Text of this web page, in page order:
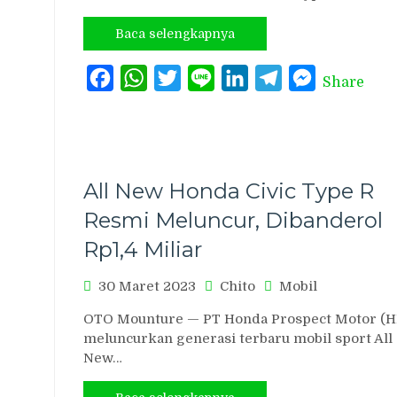
Baca selengkapnya
FacebookWhatsAppTwitterLine LinkedInTelegramMessenger
Share
All New Honda Civic Type R
Resmi Meluncur, Dibanderol
Rp1,4 Miliar
30 Maret 2023 Chito Mobil
OTO Mounture — PT Honda Prospect Motor
meluncurkan generasi terbaru mobil sport All
New…